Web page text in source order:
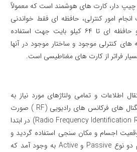
چیپ دار، کارت های هوشمند است که معمولاً
امور کنترلی، حافظه ای فقط خواندنی
شامل سیستم عامل کارت و حافظه ای تا ۶۴ کیلو بایت جهت استفاده
کنترلی موجود و ساختار موجود در آنها
فراتر از کارت های مغناطیسی است.
اطلاعات و تمامی ولتاژهای مورد نیاز به
صورت بی سیم از طریق سیگنال های فرکانس های رادیویی (RF ) صورت
می گیرد. سیستم های (Radio Frequency Identification RFID) در ابتدا
اجسام و مکان سنجی استفاده گردید و
بر حسب مسافت و برد لازم دو نوع Passive و Active به وجود آمد که